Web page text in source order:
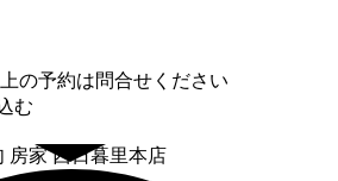
の予約は問合せください
む
房家 西日暮里本店